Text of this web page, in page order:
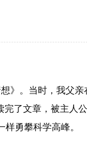
》。当时，我父亲
完了文章，被主人
勇攀科学高峰。